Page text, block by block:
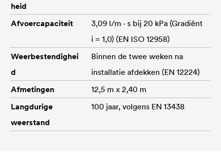
heid
Afvoercapaciteit
3,09 l/m · s bij 20 kPa (Gradiënt
i = 1,0) (EN ISO 12958)
Weerbestendighei
d
Binnen de twee weken na
installatie afdekken (EN 12224)
Afmetingen
12,5 m x 2,40 m
Langdurige
weerstand
100 jaar, volgens EN 13438